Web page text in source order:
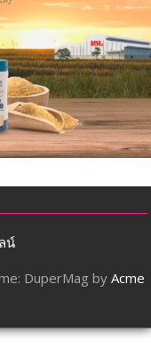
น์
DuperMag by Acme